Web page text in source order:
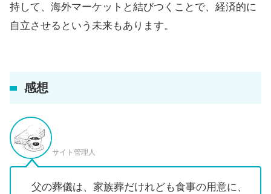
持して、海外マーケットと結びつくことで、経済的に
自立させるという未来もあります。
感想
サイト管理人
父の葬儀は、家族葬だけれども食事の用意に、